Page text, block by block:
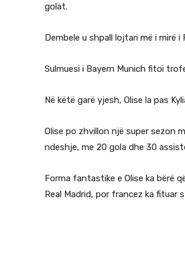
golat.
Dembele u shpall lojtari më i mirë i
Sulmuesi i Bayern Munich fitoi
Në këtë garë yjesh, Olise la pas
Olise po zhvillon një super sezon
ndeshje, me 20 gola dhe 30
Forma fantastike e Olise ka bërë
Real Madrid, por francez ka fituar